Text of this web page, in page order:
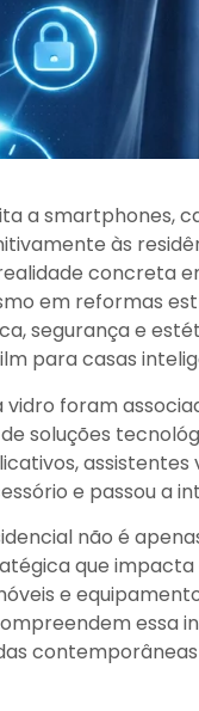
a smartphones,
às
concreta
em reformas
segurança e
para casas
foram
soluções
e passou a
não é
que
e
essa